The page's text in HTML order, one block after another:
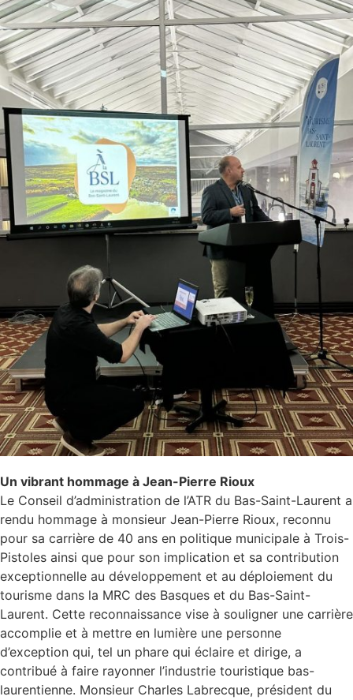
Un vibrant hommage à Jean-Pierre Rioux
Le Conseil d’administration de l’ATR du Bas-Saint-Laurent a
rendu hommage à monsieur Jean-Pierre Rioux, reconnu
pour sa carrière de 40 ans en politique municipale à Trois-
Pistoles ainsi que pour son implication et sa contribution
exceptionnelle au développement et au déploiement du
tourisme dans la MRC des Basques et du Bas-Saint-
Laurent. Cette reconnaissance vise à souligner une carrière
accomplie et à mettre en lumière une personne
d’exception qui, tel un phare qui éclaire et dirige, a
contribué à faire rayonner l’industrie touristique bas-
laurentienne. Monsieur Charles Labrecque, président du